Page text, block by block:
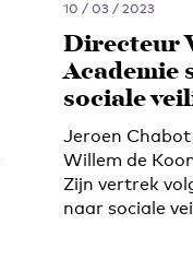
10 / 03 / 2023
Directeur
Academie
sociale
Jeroen
Willem de
Zijn vertrek
naar sociale